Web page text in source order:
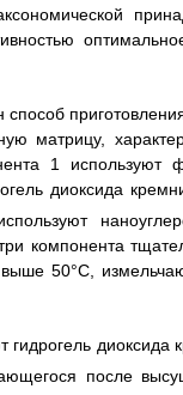
матрицу,
1 используют
диоксида
компонента
50°C,
гидрогель
после